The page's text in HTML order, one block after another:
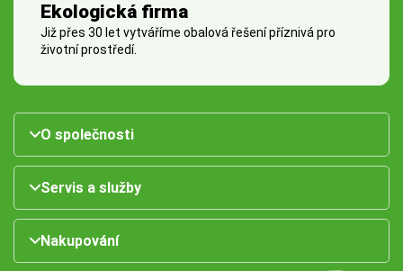
Ekologická firma
Již přes 30 let vytváříme obalová řešení příznivá pro
životní prostředí.
O společnosti
Servis a služby
Nakupování